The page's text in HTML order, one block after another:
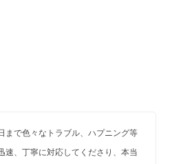
まで色々なトラブル、ハプニング等
速、丁寧に対応してくださり、本当